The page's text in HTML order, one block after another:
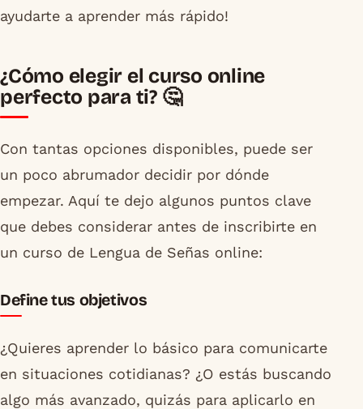
ayudarte a aprender más rápido!
¿Cómo elegir el curso online
perfecto para ti? 🤔
Con tantas opciones disponibles, puede ser
un poco abrumador decidir por dónde
empezar. Aquí te dejo algunos puntos clave
que debes considerar antes de inscribirte en
un curso de Lengua de Señas online:
Define tus objetivos
¿Quieres aprender lo básico para comunicarte
en situaciones cotidianas? ¿O estás buscando
algo más avanzado, quizás para aplicarlo en